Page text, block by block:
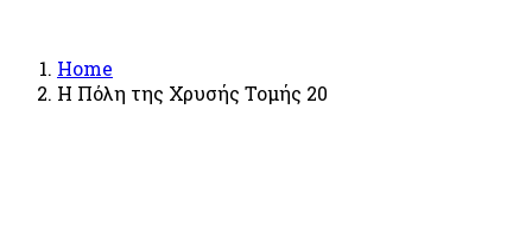
Home
Η Πόλη της Χρυσής Τομής 20